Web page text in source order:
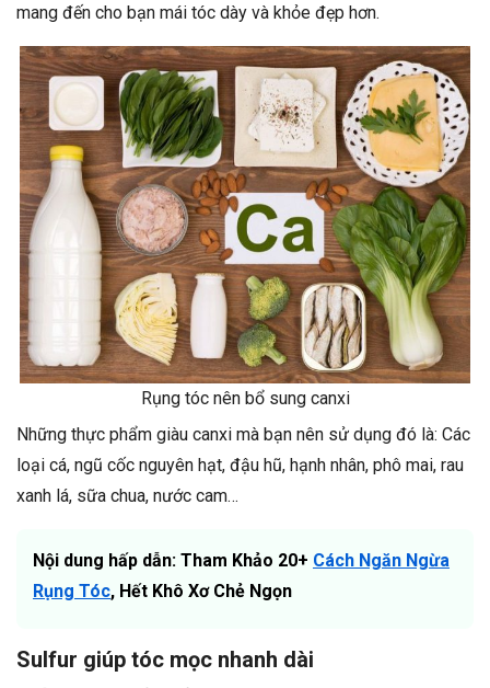
mang đến cho bạn mái tóc dày và khỏe đẹp hơn.
Rụng tóc nên bổ sung canxi
Những thực phẩm giàu canxi mà bạn nên sử dụng đó là: Các
loại cá, ngũ cốc nguyên hạt, đậu hũ, hạnh nhân, phô mai, rau
xanh lá, sữa chua, nước cam…
Nội dung hấp dẫn: Tham Khảo 20+ Cách Ngăn Ngừa
Rụng Tóc, Hết Khô Xơ Chẻ Ngọn
Sulfur giúp tóc mọc nhanh dài